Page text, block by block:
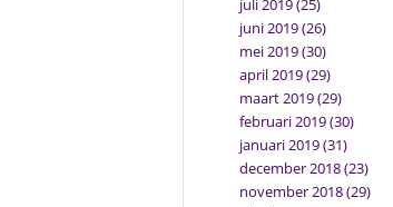
juli 2019(25)
juni 2019(26)
mei 2019(30)
april 2019(29)
maart 2019(29)
februari 2019(30)
januari 2019(31)
december 2018(23)
november 2018(29)